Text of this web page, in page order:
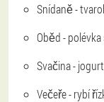
Snídaně -
Oběd -
Svačina -
Večeře - rybí